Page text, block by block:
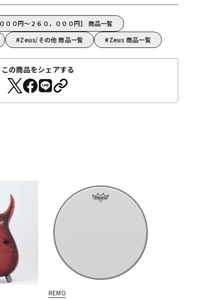
００円～２６０，０００円】 商品一覧
Zeus/その他 商品一覧 Zeus 商品一覧
この商品をシェアする
REMO